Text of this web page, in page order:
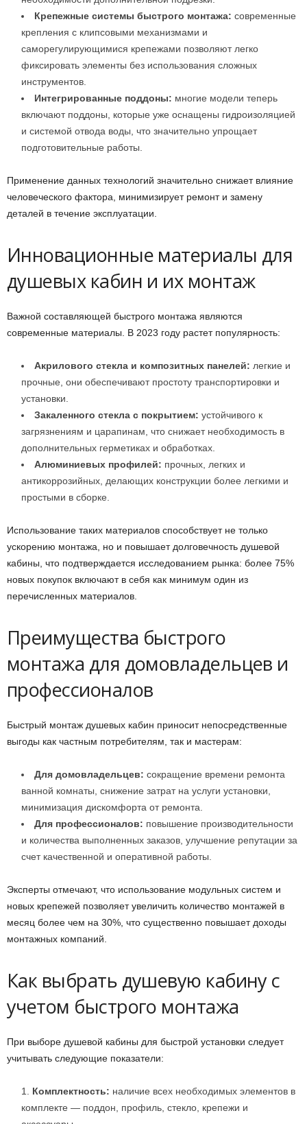
Крепежные системы быстрого монтажа: современные
крепления с клипсовыми механизмами и
саморегулирующимися крепежами позволяют легко
фиксировать элементы без использования сложных
инструментов.
Интегрированные поддоны: многие модели теперь
включают поддоны, которые уже оснащены гидроизоляцией
и системой отвода воды, что значительно упрощает
подготовительные работы.
Применение данных технологий значительно снижает влияние
человеческого фактора, минимизирует ремонт и замену
деталей в течение эксплуатации.
Инновационные материалы для
душевых кабин и их монтаж
Важной составляющей быстрого монтажа являются
современные материалы. В 2023 году растет популярность:
Акрилового стекла и композитных панелей: легкие и
прочные, они обеспечивают простоту транспортировки и
установки.
Закаленного стекла с покрытием: устойчивого к
загрязнениям и царапинам, что снижает необходимость в
дополнительных герметиках и обработках.
Алюминиевых профилей: прочных, легких и
антикоррозийных, делающих конструкции более легкими и
простыми в сборке.
Использование таких материалов способствует не только
ускорению монтажа, но и повышает долговечность душевой
кабины, что подтверждается исследованием рынка: более 75%
новых покупок включают в себя как минимум один из
перечисленных материалов.
Преимущества быстрого
монтажа для домовладельцев и
профессионалов
Быстрый монтаж душевых кабин приносит непосредственные
выгоды как частным потребителям, так и мастерам:
Для домовладельцев: сокращение времени ремонта
ванной комнаты, снижение затрат на услуги установки,
минимизация дискомфорта от ремонта.
Для профессионалов: повышение производительности
и количества выполненных заказов, улучшение репутации за
счет качественной и оперативной работы.
Эксперты отмечают, что использование модульных систем и
новых крепежей позволяет увеличить количество монтажей в
месяц более чем на 30%, что существенно повышает доходы
монтажных компаний.
Как выбрать душевую кабину с
учетом быстрого монтажа
При выборе душевой кабины для быстрой установки следует
учитывать следующие показатели:
Комплектность: наличие всех необходимых элементов в
комплекте — поддон, профиль, стекло, крепежи и